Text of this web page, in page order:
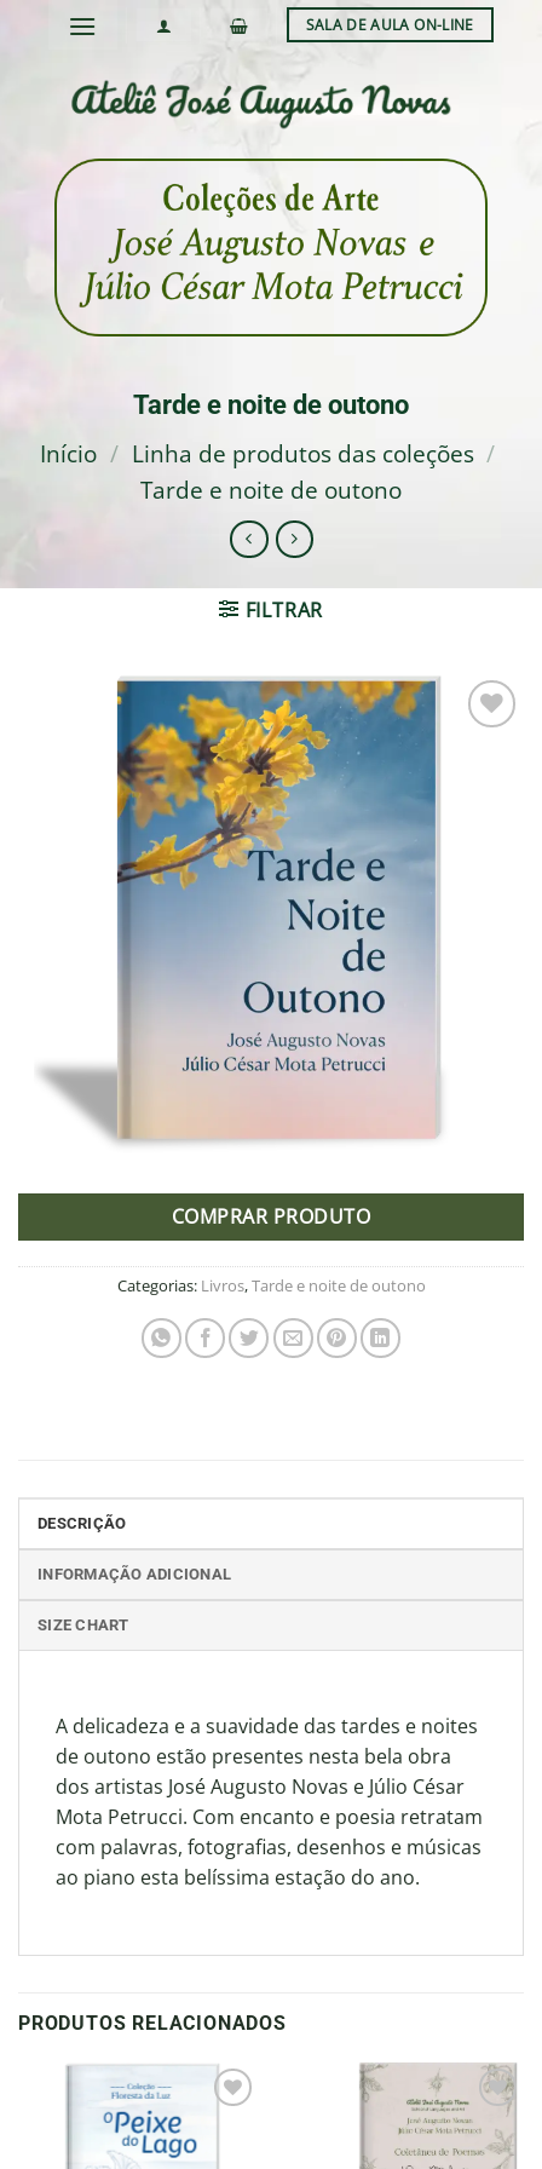
SALA DE AULA ON-LINE
Tarde e noite de outono
Início / Linha de produtos das coleções /
Tarde e noite de outono
FILTRAR
COMPRAR PRODUTO
Categorias: Livros,Tarde e noite de outono
DESCRIÇÃO
INFORMAÇÃO ADICIONAL
SIZE CHART
A delicadeza e a suavidade das tardes e noites
de outono estão presentes nesta bela obra
dos artistas José Augusto Novas e Júlio César
Mota Petrucci. Com encanto e poesia retratam
com palavras, fotografias, desenhos e músicas
ao piano esta belíssima estação do ano.
PRODUTOS RELACIONADOS
à lista de
desejos
Adicionar
à lista de
desejos